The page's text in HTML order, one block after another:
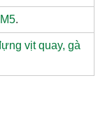
.
vịt quay, gà